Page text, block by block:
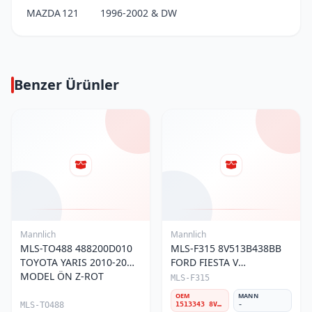
MAZDA121 1996-2002 & DW
Benzer Ürünler
Mannlich
MLS-TO488 488200D010
TOYOTA YARIS 2010-20
MODEL ÖN Z-ROT
MLS-TO488
Mannlich
MLS-F315 8V513B438BB
FORD FIESTA V
(2017-)/TOURNEO
COURIER(2023-) ÖN Z-
ROT
MLS-F315
OEM
1513343 8V513B438BB 8V513B438BA 2209742 1745924 8V5Z5K484B 8V513B438BD 2069658 1905043 1790310 1905043 CN153B438AB
MANN
-